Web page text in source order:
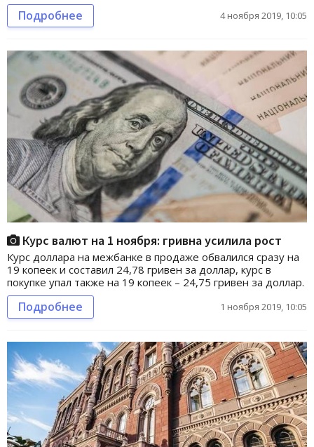
Подробнее 4 ноября 2019, 10:05
Курс валют на 1 ноября: гривна усилила рост
Курс доллара на межбанке в продаже обвалился сразу на
19 копеек и составил 24,78 гривен за доллар, курс в
покупке упал также на 19 копеек – 24,75 гривен за доллар.
Подробнее 1 ноября 2019, 10:05